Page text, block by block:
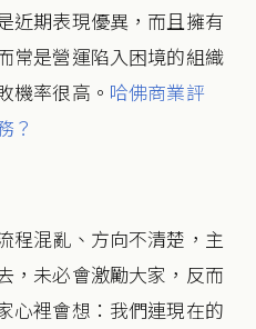
近期表現優異，而且擁有
常是營運陷入困境的組織
機率很高。 哈佛商業評
？
程混亂、方向不清楚，主
，未必會激勵大家，反而
心裡會想：我們連現在的